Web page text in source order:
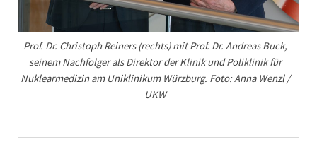
Prof. Dr. Christoph Reiners (rechts) mit Prof. Dr. Andreas Buck,
seinem Nachfolger als Direktor der Klinik und Poliklinik für
Nuklearmedizin am Uniklinikum Würzburg. Foto: Anna Wenzl /
UKW